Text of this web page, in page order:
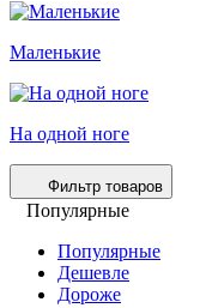
Маленькие
На одной ноге
Фильтр товаров
Популярные
Популярные
Дешевле
Дороже